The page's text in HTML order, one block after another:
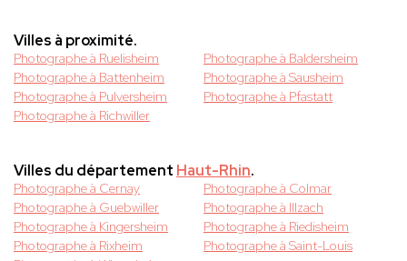
Villes à proximité.
Photographe à Ruelisheim
Photographe à Baldersheim
Photographe à Battenheim
Photographe à Sausheim
Photographe à Pulversheim
Photographe à Pfastatt
Photographe à Richwiller
Villes du département Haut-Rhin.
Photographe à Cernay
Photographe à Colmar
Photographe à Guebwiller
Photographe à Illzach
Photographe à Kingersheim
Photographe à Riedisheim
Photographe à Rixheim
Photographe à Saint-Louis